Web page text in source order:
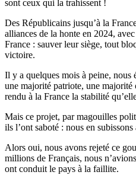
sont ceux qui la trahissent !
Des Républicains jusqu’à la
alliances de la honte en 2024,
France : sauver leur siège, tout
victoire.
Il y a quelques mois à peine, nous
une majorité patriote, une
rendu à la France la stabilité
Mais ce projet, par magouilles
ils l’ont saboté : nous en
Alors oui, nous avons rejeté ce
millions de Français, nous
ont conduit le pays à la faillite.